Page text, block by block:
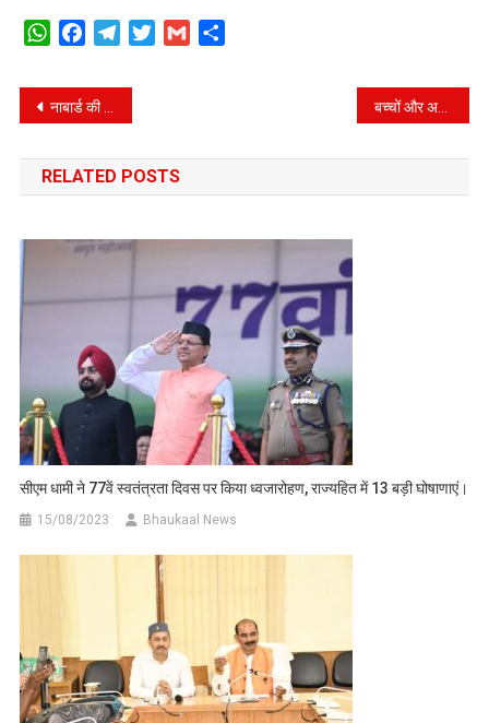
WhatsAppFacebookTelegramTwitterGmail
Post
navigation
नाबार्ड की बैठक में नहीं पहुंचे विद्यालय शिक्षा विभाग के अधिकारी, सीएस ने मांगा स्पष्टीकरण।
RELATED POSTS
सीएम धामी ने 77वें स्वतंत्रता दिवस पर किया ध्वजारोहण, राज्यहित में 13 बड़ी घोषाणाएं।
15/08/2023 Bhaukaal News